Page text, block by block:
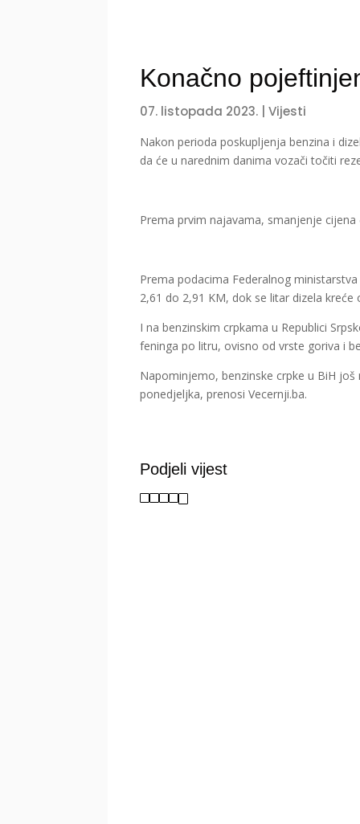
Konačno
07. listopada 2023. |Vijesti
Nakon perioda poskupljenja benzina i
da će u narednim danima vozači točiti
Prema prvim najavama, smanjenje
Prema podacima Federalnog
2,61 do 2,91 KM, dok se litar dizela kreće
I na benzinskim crpkama u Republici
feninga po litru, ovisno od vrste goriva i
Napominjemo, benzinske crpke u BiH
ponedjeljka, prenosi Vecernji.ba.
Podjeli vijest